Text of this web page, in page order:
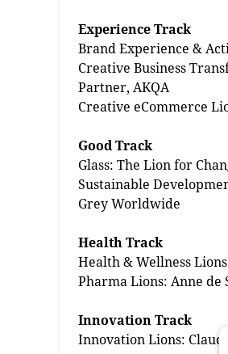
Experience Track
Brand Experience &
Creative Business
Partner, AKQA
Creative eCommerce
Good Track
Glass: The Lion for
Sustainable
Grey Worldwide
Health Track
Health & Wellness
Pharma Lions: Anne
Innovation Track
Innovation Lions: